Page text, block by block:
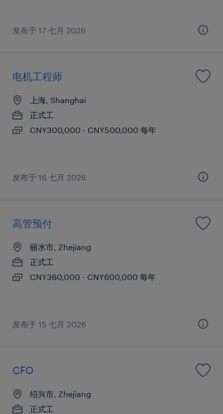
发布于 17 七月 2026
电机工程师
上海, Shanghai
正式工
CNY300,000 - CNY500,000 每年
发布于 16 七月 2026
高管预付
丽水市, Zhejiang
正式工
CNY360,000 - CNY600,000 每年
发布于 15 七月 2026
CFO
绍兴市, Zhejiang
正式工